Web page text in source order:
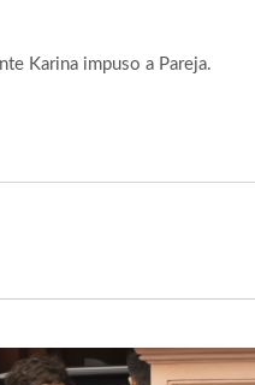
Karina impuso a Pareja.